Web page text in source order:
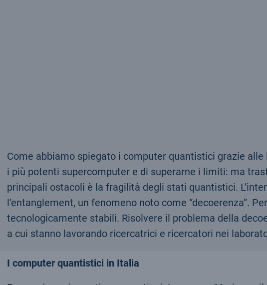
Come abbiamo spiegato i computer quantistici grazie
i più potenti supercomputer e di superarne i limiti: ma
principali ostacoli è la fragilità degli stati quantistici.
l’entanglement, un fenomeno noto come “decoerenza”.
tecnologicamente stabili. Risolvere il problema della
a cui stanno lavorando ricercatrici e ricercatori nei
I computer quantistici in Italia